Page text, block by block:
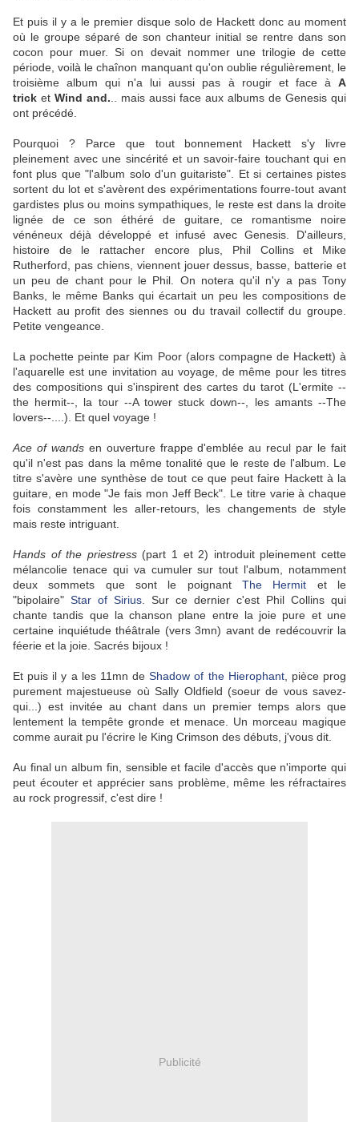
Et puis il y a le premier disque solo de Hackett donc au moment
où le groupe séparé de son chanteur initial se rentre dans son
cocon pour muer. Si on devait nommer une trilogie de cette
période, voilà le chaînon manquant qu'on oublie régulièrement, le
troisième album qui n'a lui aussi pas à rougir et face à A
trick et Wind and. .. mais aussi face aux albums de Genesis qui
ont précédé.
Pourquoi ? Parce que tout bonnement Hackett s'y livre
pleinement avec une sincérité et un savoir-faire touchant qui en
font plus que "l'album solo d'un guitariste". Et si certaines pistes
sortent du lot et s'avèrent des expérimentations fourre-tout avant
gardistes plus ou moins sympathiques, le reste est dans la droite
lignée de ce son éthéré de guitare, ce romantisme noire
vénéneux déjà développé et infusé avec Genesis. D'ailleurs,
histoire de le rattacher encore plus, Phil Collins et Mike
Rutherford, pas chiens, viennent jouer dessus, basse, batterie et
un peu de chant pour le Phil. On notera qu'il n'y a pas Tony
Banks, le même Banks qui écartait un peu les compositions de
Hackett au profit des siennes ou du travail collectif du groupe.
Petite vengeance.
La pochette peinte par Kim Poor (alors compagne de Hackett) à
l'aquarelle est une invitation au voyage, de même pour les titres
des compositions qui s'inspirent des cartes du tarot (L'ermite --
the hermit--, la tour --A tower stuck down--, les amants --The
lovers--....). Et quel voyage !
Ace of wandsen ouverture frappe d'emblée au recul par le fait
qu'il n'est pas dans la même tonalité que le reste de l'album. Le
titre s'avère une synthèse de tout ce que peut faire Hackett à la
guitare, en mode "Je fais mon Jeff Beck". Le titre varie à chaque
fois constamment les aller-retours, les changements de style
mais reste intriguant.
Hands of the priestress(part 1 et 2) introduit pleinement cette
mélancolie tenace qui va cumuler sur tout l'album, notamment
deux sommets que sont le poignant The Hermit et le
"bipolaire" Star of Sirius . Sur ce dernier c'est Phil Collins qui
chante tandis que la chanson plane entre la joie pure et une
certaine inquiétude théâtrale (vers 3mn) avant de redécouvrir la
féerie et la joie. Sacrés bijoux !
Et puis il y a les 11mn deShadow of the Hierophant, pièce prog
purement majestueuse où Sally Oldfield (soeur de vous savez-
qui...) est invitée au chant dans un premier temps alors que
lentement la tempête gronde et menace. Un morceau magique
comme aurait pu l'écrire le King Crimson des débuts, j'vous dit.
Au final un album fin, sensible et facile d'accès que n'importe qui
peut écouter et apprécier sans problème, même les réfractaires
au rock progressif, c'est dire !
Publicité